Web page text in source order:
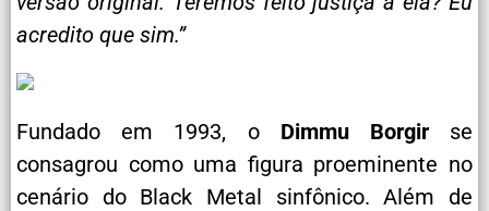
acredito que sim.”
Fundado em 1993, o Dimmu Borgirse
consagrou como uma figura proeminente no
cenário do Black Metal sinfônico. Além de